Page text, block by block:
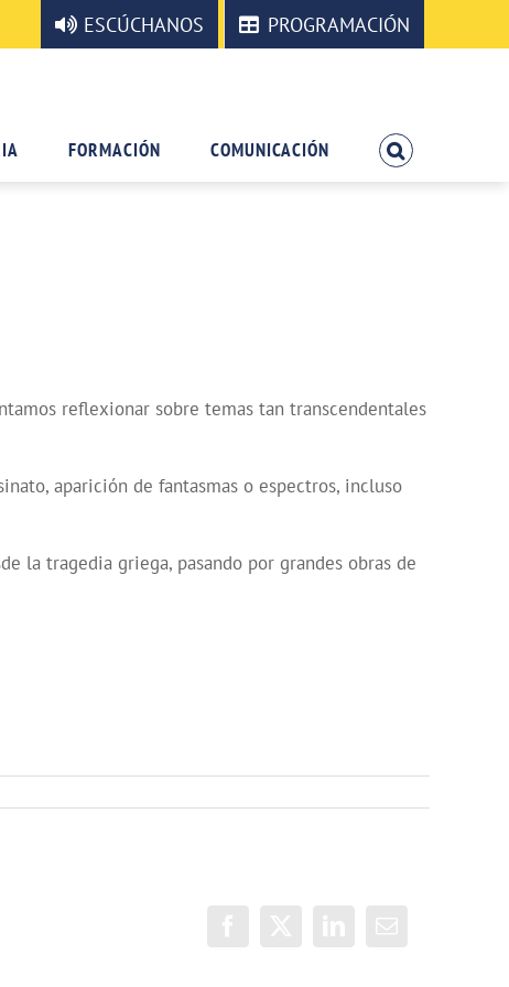
ESCÚCHANOS PROGRAMACIÓN
FORMACIÓN COMUNICACIÓN
reflexionar sobre temas tan transcendentales
aparición de fantasmas o espectros, incluso
la tragedia griega, pasando por grandes obras de